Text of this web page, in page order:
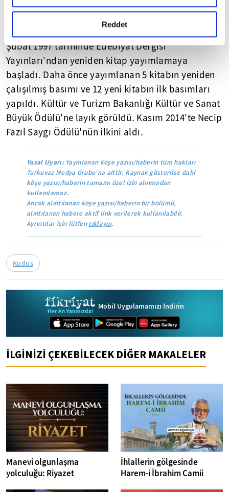
gerçekleştirilen veri işleme faaliyetleri ile ilgili daha
detaylı bilgi almak için lütfentıklayınız.
Reddet
yayınına, Aralık 1984'te ara verdi. Edebiyat Dergisi
Şubat 1997 tarihinde Edebiyat Dergisi
Yayınları'ndan yeniden kitap yayımlamaya
başladı. Daha önce yayımlanan 5 kitabın yeniden
çalışılmış basımı ve 12 yeni kitabın ilk basımları
yapıldı. Kültür ve Turizm Bakanlığı Kültür ve Sanat
Büyük Ödülü'ne layık görüldü. Kasım 2014'te Necip
Fazıl Saygı Ödülü'nün ilkini aldı.
Yasal Uyarı:Yayınlanan köşe yazısı/haberin tüm hakları
Turkuvaz Medya Grubu'na aittir. Kaynak gösterilse dahi
köşe yazısı/haberin tamamı özel izin alınmadan
kullanılamaz.
Ancak alıntılanan köşe yazısı/haberin bir bölümü,
alıntılanan habere aktif link verilerek kullanılabilir.
Ayrıntılar için lütfentıklayın.
Kudüs
Mobil Uygulamamızı İndirin
İLGİNİZİ ÇEKEBİLECEK DİĞER MAKALELER
Manevi olgunlaşma
yolculuğu: Riyazet
İhlallerin gölgesinde
Harem-i İbrahim Camii